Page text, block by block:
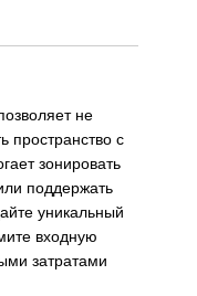
не
пространство с
зонировать
поддержать
уникальный
входную
затратами